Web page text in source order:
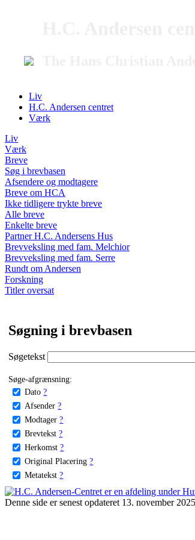
Liv
H.C. Andersen centret
Værk
Liv
Værk
Breve
Søg i brevbasen
Afsendere og modtagere
Breve om HCA
Ikke tidligere trykte breve
Alle breve
Enkelte breve
Partner H.C. Andersens Hus
Brevveksling med fam. Melchior
Brevveksling med fam. Serre
Rundt om Andersen
Forskning
Titler oversat
Søgning i brevbasen
Søgetekst
Søge-afgrænsning:
Dato ?
Afsender ?
Modtager ?
Brevtekst ?
Herkomst ?
Original Placering ?
Metatekst ?
Denne side er senest opdateret 13. november